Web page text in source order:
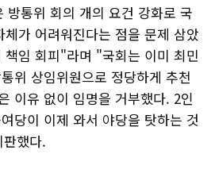
방통위 회의 개의 요건 강화로 국
가 어려워진다는 점을 문제 삼았
책임 회피"라며 "국회는 이미 최민
위 상임위원으로 정당하게 추천
이유 없이 임명을 거부했다. 2인
당이 이제 와서 야당을 탓하는 것
했다.